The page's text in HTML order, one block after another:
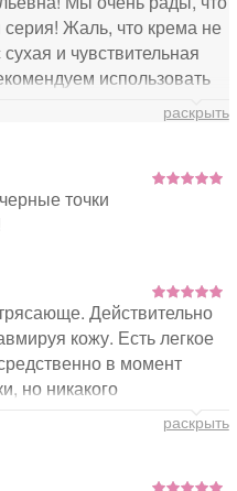
Жаль, что крема не
и чувствительная
использовать
наши дистрибьюторы,
официальный
раскрыть
точки
Действительно
кожу. Есть легкое
в момент
но никакого
маски-салфетки с
раскрыть